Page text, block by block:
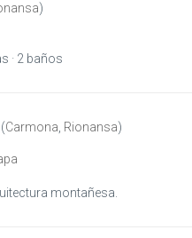
)
· 2 baños
(Carmona, Rionansa)
montañesa.